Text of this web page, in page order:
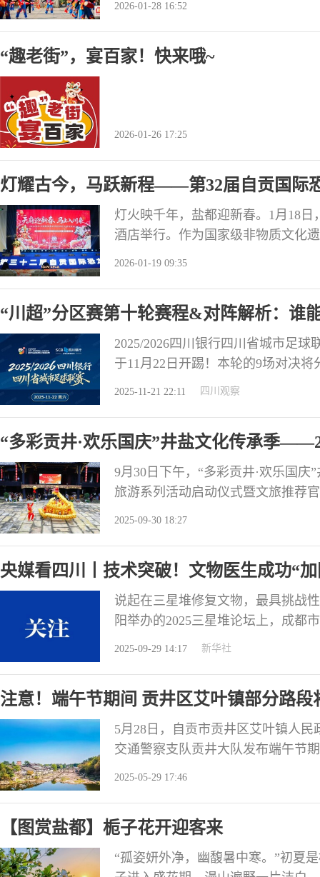
2026-01-28 16:52
“趣老街”，宴百家！快来哦~
2026-01-26 17:25
灯耀古今，马跃新程——第32届自贡国际
灯火映千年，盐都迎新春。1月18
酒店举行。作为国家级非物质文化
2026-01-19 09:35
“川超”分区赛第十轮赛程&对阵解析：谁
2025/2026四川银行四川省城市足
于11月22日开踢！本轮的9场对决
行。为了方便各位球迷朋友观赛，
2025-11-21 22:11 四川观察
“多彩贡井·欢乐国庆”井盐文化传承季
列活动启动仪式暨文旅推荐官选拔大赛（
9月30日下午，“多彩贡井·欢乐国
旅游系列活动启动仪式暨文旅推荐
2025-09-30 18:27
央媒看四川丨技术突破！文物医生成功“
说起在三星堆修复文物，最具挑战
阳举办的2025三星堆论坛上，成都
突破，不久的将来，公众就能在博
2025-09-29 14:17 新华社
注意！端午节期间 贡井区艾叶镇部分路
5月28日，自贡市贡井区艾叶镇人
交通警察支队贡井大队发布端午节
2025-05-29 17:46
【图赏盐都】栀子花开迎客来
“孤姿妍外净，幽馥暑中寒。”初夏